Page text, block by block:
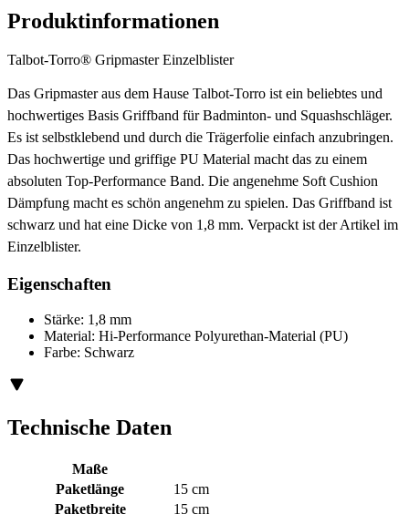
Produktinformationen
Talbot-Torro® Gripmaster Einzelblister
Das Gripmaster aus dem Hause Talbot-Torro ist ein beliebtes und
hochwertiges Basis Griffband für Badminton- und Squashschläger.
Es ist selbstklebend und durch die Trägerfolie einfach anzubringen.
Das hochwertige und griffige PU Material macht das zu einem
absoluten Top-Performance Band. Die angenehme Soft Cushion
Dämpfung macht es schön angenehm zu spielen. Das Griffband ist
schwarz und hat eine Dicke von 1,8 mm. Verpackt ist der Artikel im
Einzelblister.
Eigenschaften
Stärke: 1,8 mm
Material: Hi-Performance Polyurethan-Material (PU)
Farbe: Schwarz
Technische Daten
Maße
Paketlänge
15 cm
Paketbreite
15 cm